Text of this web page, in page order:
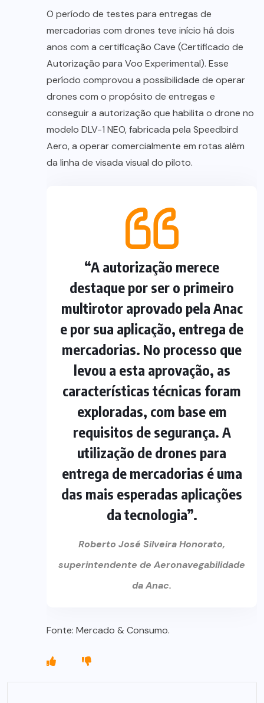
O período de testes para entregas de
mercadorias com drones teve início há dois
anos com a certificação Cave (Certificado de
Autorização para Voo Experimental). Esse
período comprovou a possibilidade de operar
drones com o propósito de entregas e
conseguir a autorização que habilita o drone no
modelo DLV-1 NEO, fabricada pela Speedbird
Aero, a operar comercialmente em rotas além
da linha de visada visual do piloto.
“A autorização merece
destaque por ser o primeiro
multirotor aprovado pela Anac
e por sua aplicação, entrega de
mercadorias. No processo que
levou a esta aprovação, as
características técnicas foram
exploradas, com base em
requisitos de segurança. A
utilização de drones para
entrega de mercadorias é uma
das mais esperadas aplicações
da tecnologia”.
Roberto José Silveira Honorato,
superintendente de Aeronavegabilidade
da Anac.
Fonte: Mercado & Consumo.